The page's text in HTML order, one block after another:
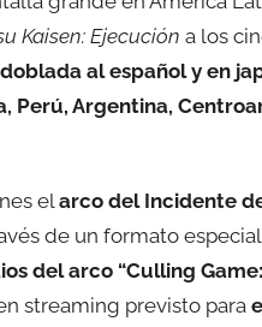
Kaisen: Ejecución a los
doblada al español y en
Perú, Argentina,
elarco del Incidente
de un formato
del arco “Culling
streaming previsto para